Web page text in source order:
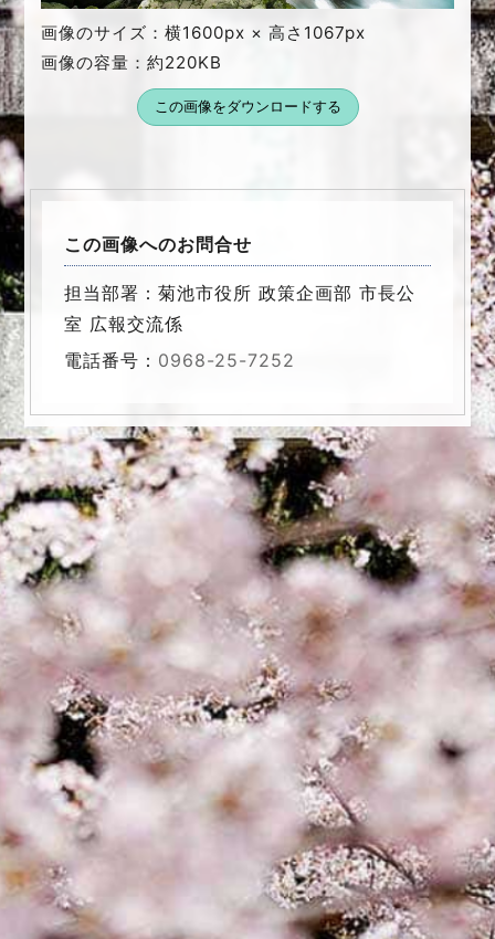
画像のサイズ：横1600px × 高さ1067px
画像の容量：約220KB
この画像をダウンロードする
この画像へのお問合せ
担当部署：菊池市役所 政策企画部 市長公
室 広報交流係
電話番号： 0968-25-7252